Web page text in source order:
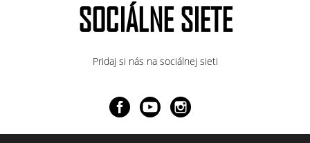
SOCIÁLNE SIETE
Pridaj si nás na sociálnej sieti